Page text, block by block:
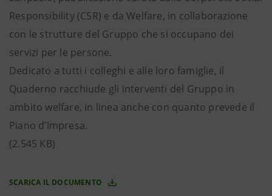
Responsibility (CSR) e da Welfare, in collaborazione
con le strutture del Gruppo che si occupano dei
servizi per le persone.
Dedicato a tutti i colleghi e alle loro famiglie, il
Quaderno racchiude gli interventi del Gruppo in
ambito welfare, in linea anche con quanto prevede il
Piano d’Impresa.
(2.545 KB)
SCARICA IL DOCUMENTO